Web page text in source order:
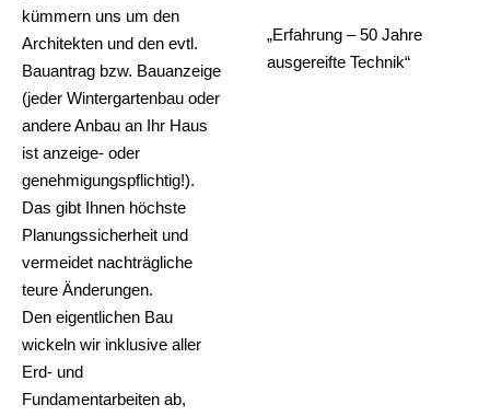
kümmern uns um den
Architekten und den evtl.
Bauantrag bzw. Bauanzeige
(jeder Wintergartenbau oder
andere Anbau an Ihr Haus
ist anzeige- oder
genehmigungspflichtig!).
Das gibt Ihnen höchste
Planungssicherheit und
vermeidet nachträgliche
teure Änderungen.
Den eigentlichen Bau
wickeln wir inklusive aller
Erd- und
Fundamentarbeiten ab,
„Erfahrung – 50 Jahre
ausgereifte Technik“